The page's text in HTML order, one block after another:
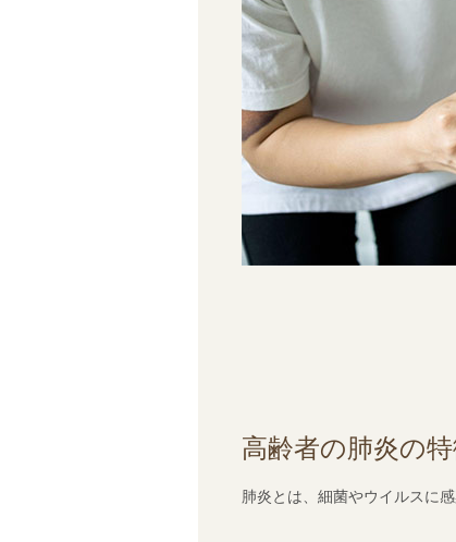
高齢者の肺炎の
肺炎とは、細菌やウイルスに